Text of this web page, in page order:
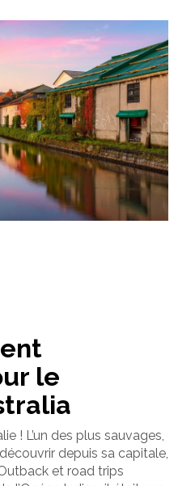
le
! L’un des plus sauvages,
depuis sa capitale,
et road trips